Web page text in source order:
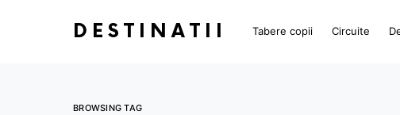
DESTINATII Tabere copii Circuite
BROWSING TAG